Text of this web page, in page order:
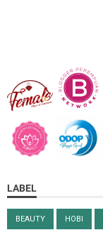
LABEL
BEAUTY HOBI